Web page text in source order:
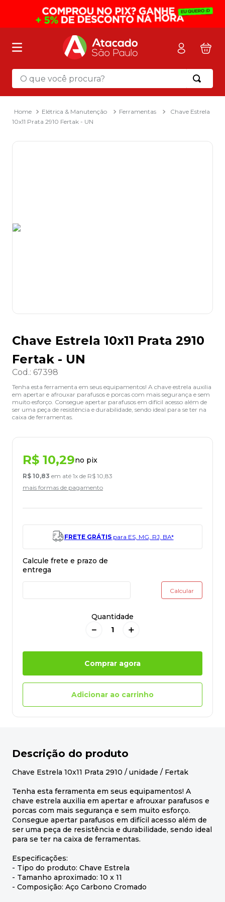
O que você procura?
Elétrica & Manutenção Ferramentas
Chave Estrela
10x11 Prata 2910 Fertak - UN
Chave Estrela 10x11 Prata 2910
Fertak - UN
Cod.: 67398
Tenha esta ferramenta em seus equipamentos! A chave estrela auxilia
em apertar e afrouxar parafusos e porcas com mais segurança e sem
muito esforço. Consegue apertar parafusos em difícil acesso além de
ser uma peça de resistência e durabilidade, sendo ideal para se ter na
caixa de ferramentas.
R$ 10,29no pix
R$ 10,83 em até 1x de R$ 10,83
mais formas de pagamento
FRETE GRÁTISpara ES, MG, RJ, BA*
Quantidade
＋
－
Comprar agora
Adicionar ao carrinho
Descrição do produto
Chave Estrela 10x11 Prata 2910 / unidade / Fertak
Tenha esta ferramenta em seus equipamentos! A
chave estrela auxilia em apertar e afrouxar parafusos e
porcas com mais segurança e sem muito esforço.
Consegue apertar parafusos em difícil acesso além de
ser uma peça de resistência e durabilidade, sendo ideal
para se ter na caixa de ferramentas.
Especificações:
- Tipo do produto: Chave Estrela
- Tamanho aproximado: 10 x 11
- Composição: Aço Carbono Cromado
Termos mais buscados
mochila
2 º sacola
3º papel toalha